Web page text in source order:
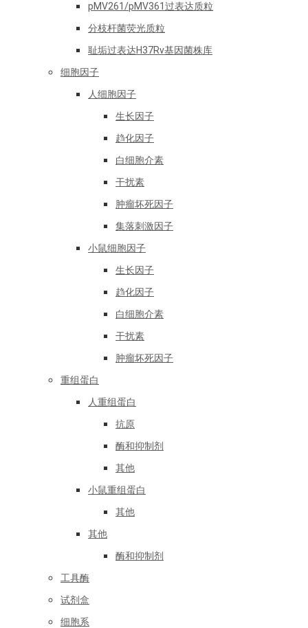
pMV261/pMV361过表达质粒
分枝杆菌荧光质粒
耻垢过表达H37Rv基因菌株库
细胞因子
人细胞因子
生长因子
趋化因子
白细胞介素
干扰素
肿瘤坏死因子
集落刺激因子
小鼠细胞因子
生长因子
趋化因子
白细胞介素
干扰素
肿瘤坏死因子
重组蛋白
人重组蛋白
抗原
酶和抑制剂
其他
小鼠重组蛋白
其他
其他
酶和抑制剂
工具酶
试剂盒
细胞系